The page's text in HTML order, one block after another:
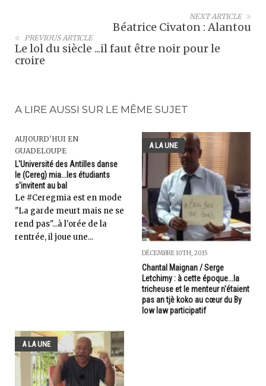
NEXT ARTICLE
Béatrice Civaton : Alantou
PREVIOUS ARTICLE
Le lol du siècle ...il faut être noir pour le
croire
A LIRE AUSSI SUR LE MÊME SUJET
AUJOURD'HUI EN
GUADELOUPE
L'Université des Antilles danse
le (Cereg) mia...les étudiants
s'invitent au bal
Le #Ceregmia est en mode
"La garde meurt mais ne se
rend pas"...à l'orée de la
rentrée, il joue une...
A LA UNE
DÉCEMBRE 10TH, 2015
Chantal Maignan / Serge
Letchimy : à cette époque...la
tricheuse et le menteur n'étaient
pas an tjè koko au cœur du By
low law participatif
A LA UNE